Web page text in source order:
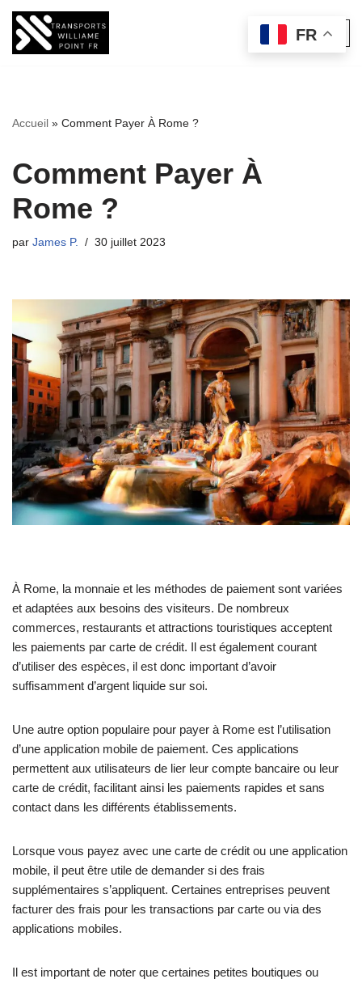
Aller
Accueil » Comment Payer À Rome ?
Comment Payer À
Rome ?
par James P. 30 juillet 2023
À Rome, la monnaie et les méthodes de paiement sont variées
et adaptées aux besoins des visiteurs. De nombreux
commerces, restaurants et attractions touristiques acceptent
les paiements par carte de crédit. Il est également courant
d’utiliser des espèces, il est donc important d’avoir
suffisamment d’argent liquide sur soi.
Une autre option populaire pour payer à Rome est l’utilisation
d’une application mobile de paiement. Ces applications
permettent aux utilisateurs de lier leur compte bancaire ou leur
carte de crédit, facilitant ainsi les paiements rapides et sans
contact dans les différents établissements.
Lorsque vous payez avec une carte de crédit ou une application
mobile, il peut être utile de demander si des frais
supplémentaires s’appliquent. Certaines entreprises peuvent
facturer des frais pour les transactions par carte ou via des
applications mobiles.
Il est important de noter que certaines petites boutiques ou
FR